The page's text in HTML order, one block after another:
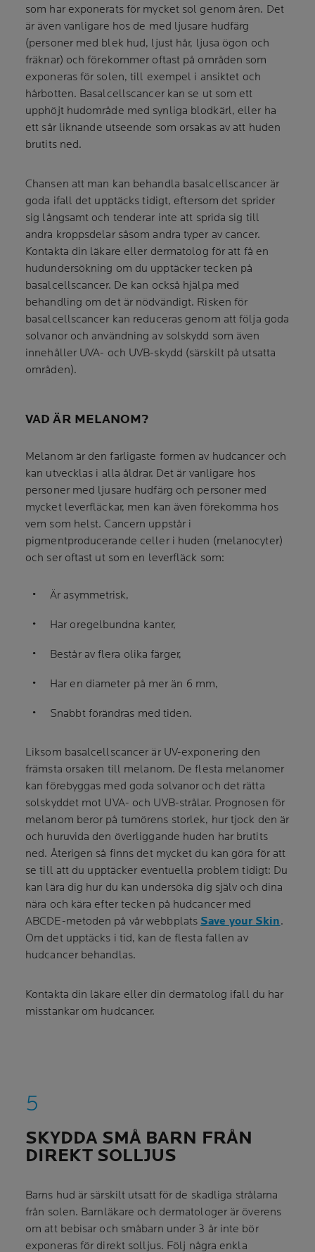
som har exponerats för mycket sol genom åren. Det
är även vanligare hos de med ljusare hudfärg
(personer med blek hud, ljust hår, ljusa ögon och
fräknar) och förekommer oftast på områden som
exponeras för solen, till exempel i ansiktet och
hårbotten. Basalcellscancer kan se ut som ett
upphöjt hudområde med synliga blodkärl, eller ha
ett sår liknande utseende som orsakas av att huden
brutits ned.
Chansen att man kan behandla basalcellscancer är
goda ifall det upptäcks tidigt, eftersom det sprider
sig långsamt och tenderar inte att sprida sig till
andra kroppsdelar såsom andra typer av cancer.
Kontakta din läkare eller dermatolog för att få en
hudundersökning om du upptäcker tecken på
basalcellscancer. De kan också hjälpa med
behandling om det är nödvändigt. Risken för
basalcellscancer kan reduceras genom att följa goda
solvanor och användning av solskydd som även
innehåller UVA- och UVB-skydd (särskilt på utsatta
områden).
VAD ÄR MELANOM?
Melanom är den farligaste formen av hudcancer och
kan utvecklas i alla åldrar. Det är vanligare hos
personer med ljusare hudfärg och personer med
mycket leverfläckar, men kan även förekomma hos
vem som helst. Cancern uppstår i
pigmentproducerande celler i huden (melanocyter)
och ser oftast ut som en leverfläck som:
Är asymmetrisk,
Har oregelbundna kanter,
Består av flera olika färger,
Har en diameter på mer än 6 mm,
Snabbt förändras med tiden.
Liksom basalcellscancer är UV-exponering den
främsta orsaken till melanom. De flesta melanomer
kan förebyggas med goda solvanor och det rätta
solskyddet mot UVA- och UVB-strålar. Prognosen för
melanom beror på tumörens storlek, hur tjock den är
och huruvida den överliggande huden har brutits
ned. Återigen så finns det mycket du kan göra för att
se till att du upptäcker eventuella problem tidigt: Du
kan lära dig hur du kan undersöka dig själv och dina
nära och kära efter tecken på hudcancer med
ABCDE-metoden på vår webbplats Save your Skin.
Om det upptäcks i tid, kan de flesta fallen av
hudcancer behandlas.
Kontakta din läkare eller din dermatolog ifall du har
misstankar om hudcancer.
SKYDDA SMÅ BARN FRÅN
DIREKT SOLLJUS
Barns hud är särskilt utsatt för de skadliga strålarna
från solen. Barnläkare och dermatologer är överens
om att bebisar och småbarn under 3 år inte bör
exponeras för direkt solljus. Följ några enkla